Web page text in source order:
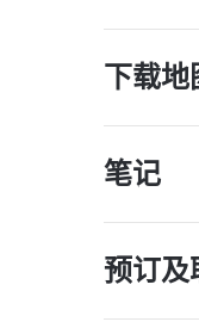
下载地
笔记
预订及